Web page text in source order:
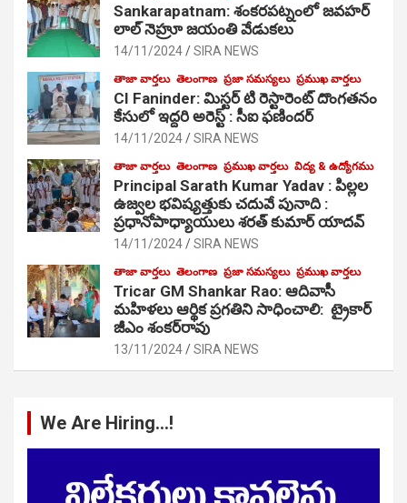
Sankarapatnam: శంకరపట్నంలో జవహర్
లాల్ నెహ్రూ జయంతి వేడుకలు
14/11/2024 SIRA NEWS
తాజా వార్తలు తెలంగాణ ప్రజా సమస్యలు ప్రముఖ వార్తలు
CI Faninder: మిస్టర్ టి రెస్టారెంట్ దొంగతనం
కేసులో ఇద్దరి అరెస్ట్ : సీఐ ఫణిందర్
14/11/2024 SIRA NEWS
తాజా వార్తలు తెలంగాణ ప్రముఖ వార్తలు విద్య & ఉద్యోగము
Principal Sarath Kumar Yadav : పిల్లల
ఉజ్వల భవిష్యత్తుకు చదువే పునాది :
ప్రధానోపాధ్యాయులు శరత్ కుమార్ యాదవ్
14/11/2024 SIRA NEWS
తాజా వార్తలు తెలంగాణ ప్రజా సమస్యలు ప్రముఖ వార్తలు
Tricar GM Shankar Rao: ఆదివాసీ
మహిళలు ఆర్థిక ప్రగతిని సాధించాలి: ట్రైకార్
జీఎం శంకర్‌రావు
13/11/2024 SIRA NEWS
We Are Hiring…!